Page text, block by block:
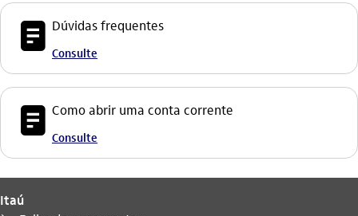
icon-itaufonts_documento Dúvidas frequentes
Consulte
icon-itaufonts_documento Como abrir uma conta corrente
Consulte
Itaú